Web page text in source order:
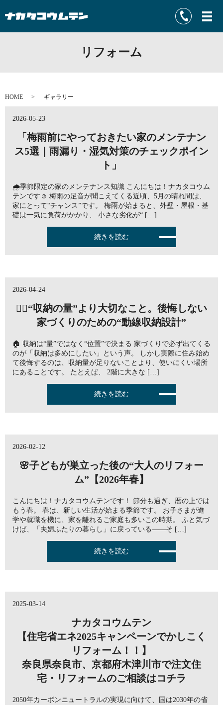
リフォーム
HOME ギャラリー
2026-05-23
「梅雨前にやっておきたい家のメンテナン
ス5選｜雨漏り・湿気対策のチェックポイン
ト」
🌧️季節限定の家のメンテナンス知識 こんにちは！ナカタコウム
テンです☺️ 梅雨の足音が聞こえてくる近頃、5月の晴れ間は、
家にとって“チャンス”です。 梅雨が始まると、外壁・屋根・基
礎は一気に負荷がかかり、 小さな劣化が“ […]
続きを読む
2026-04-24
🤷‍♀️“収納の量”より大切なこと。後悔しない
家づくりのための“動線収納設計”
🏠 収納は“量”ではなく“位置”で決まる 家づくりで必ず出てくる
のが「収納は多めにしたい」という声。 しかし実際に住み始め
て後悔するのは、収納量が足りないことより、使いにくい場所
にあることです。 たとえば、 2階に大きな […]
続きを読む
2026-02-12
🌸子どもが巣立った後の“大人のリフォー
ム”【2026年春】
こんにちは！ナカタコウムテンです！ 節分も過ぎ、暦の上では
もう春。 春は、新しい生活が始まる季節です。 お子さまが進
学や就職を機に、家を離れるご家庭も多いこの時期。 ふと気づ
けば、「夫婦ふたりの暮らし」に戻っている——そ […]
続きを読む
2025-03-14
ナカタコウムテン
【住宅省エネ2025キャンペーンでかしこく
リフォーム！！】
奈良県奈良市、京都府木津川市で注文住
宅・リフォームのご相談はコチラ
2050年カーボンニュートラルの実現に向けて、国は2030年の省